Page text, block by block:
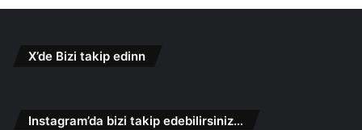
X’de Bizi takip edinn
Instagram’da bizi takip edebilirsiniz…